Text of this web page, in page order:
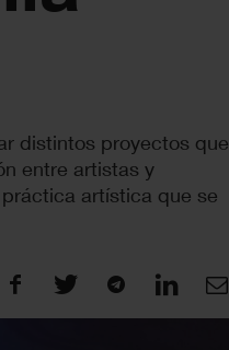
distintos proyectos que
entre artistas y
artística que se